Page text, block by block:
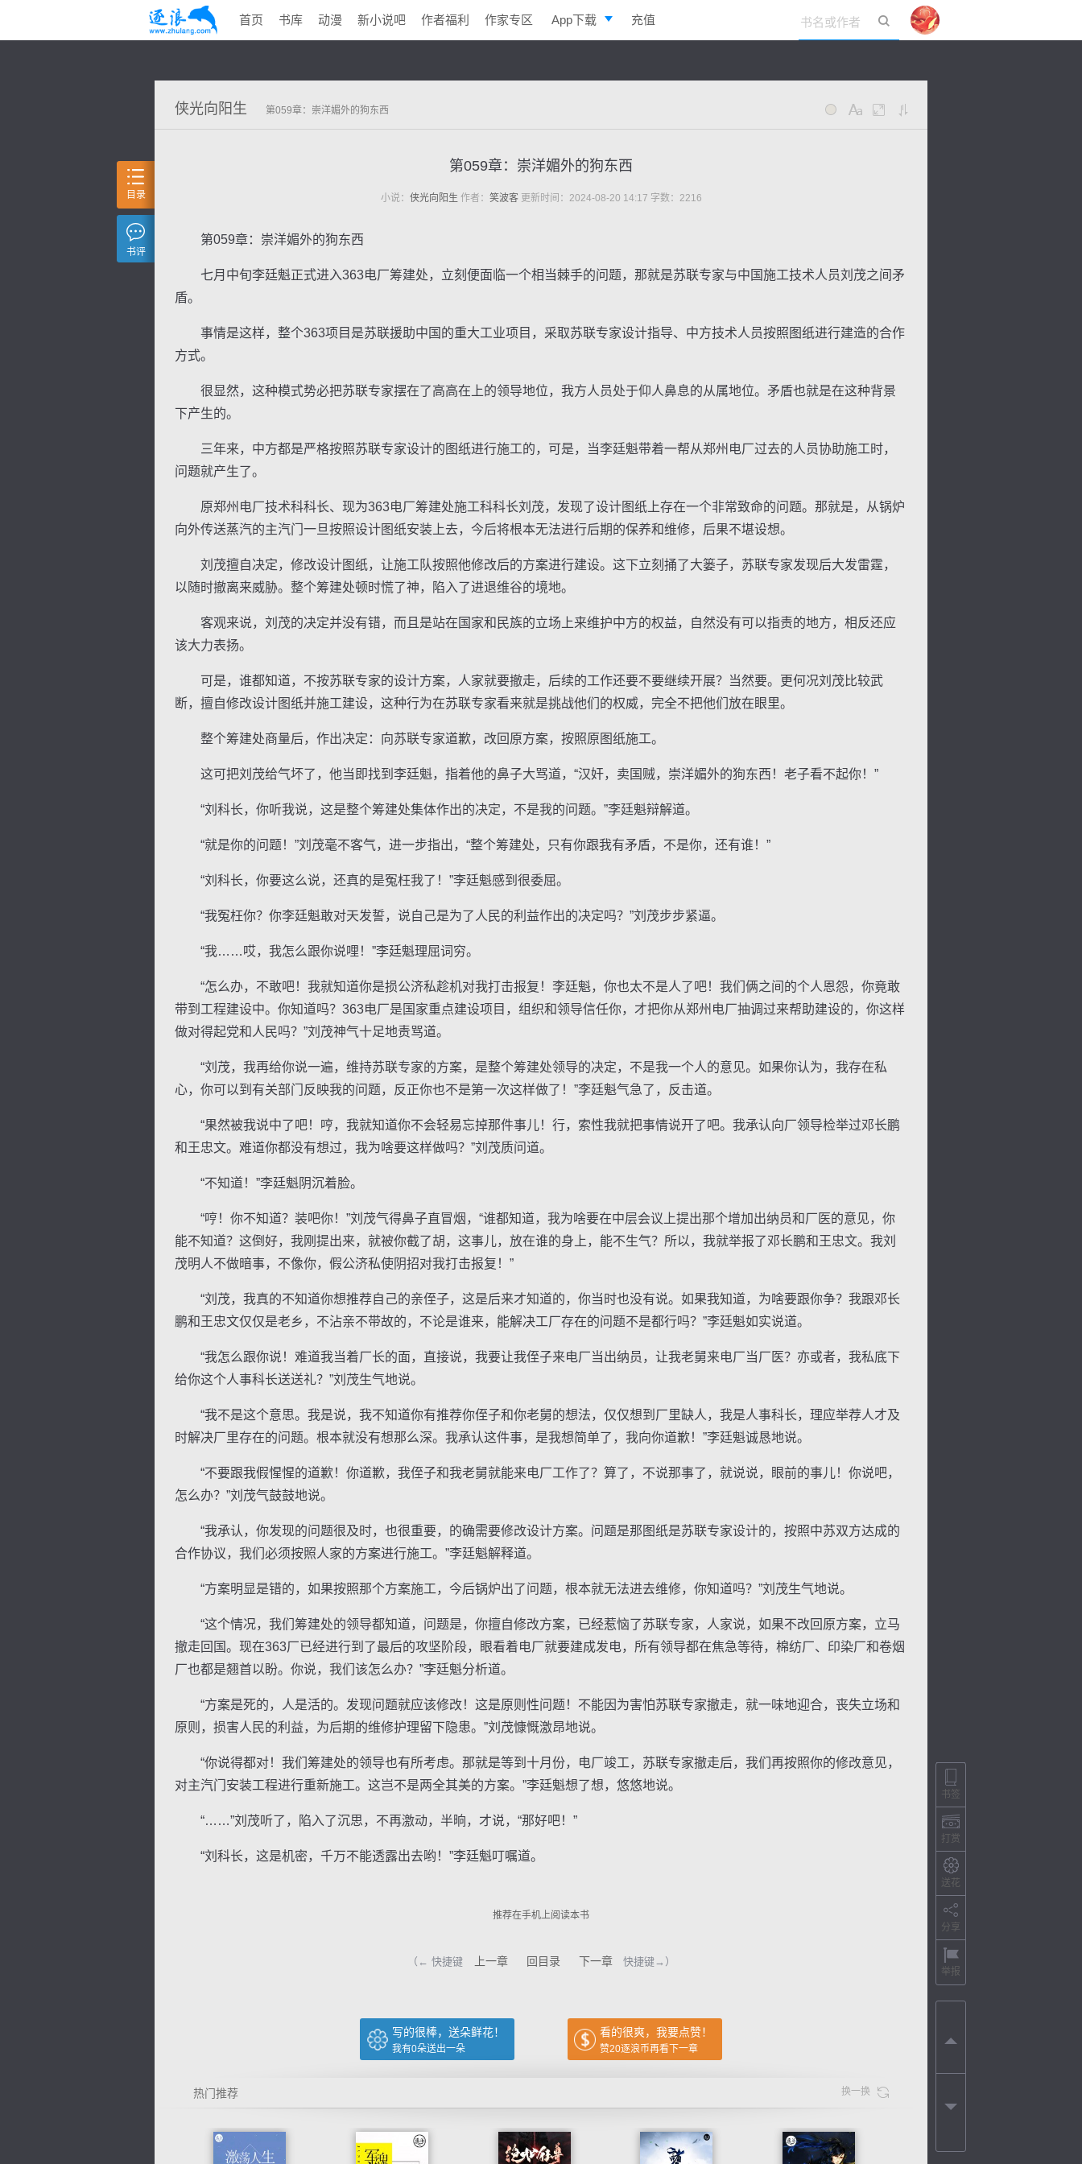
首页 书库 动漫 新小说吧 作者福利 作家专区 App下载 充值
侠光向阳生 第059章：崇洋媚外的狗东西
第059章：崇洋媚外的狗东西
小说： 侠光向阳生 作者： 笑波客更新时间：2024-08-20 14:17 字数：2216
第059章：崇洋媚外的狗东西
七月中旬李廷魁正式进入363电厂筹建处，立刻便面临一个相当棘手的问题，那就是苏联专家与中国施工技术人员刘茂之间矛
盾。
事情是这样，整个363项目是苏联援助中国的重大工业项目，采取苏联专家设计指导、中方技术人员按照图纸进行建造的合作
方式。
很显然，这种模式势必把苏联专家摆在了高高在上的领导地位，我方人员处于仰人鼻息的从属地位。矛盾也就是在这种背景
下产生的。
三年来，中方都是严格按照苏联专家设计的图纸进行施工的，可是，当李廷魁带着一帮从郑州电厂过去的人员协助施工时，
问题就产生了。
原郑州电厂技术科科长、现为363电厂筹建处施工科科长刘茂，发现了设计图纸上存在一个非常致命的问题。那就是，从锅炉
向外传送蒸汽的主汽门一旦按照设计图纸安装上去，今后将根本无法进行后期的保养和维修，后果不堪设想。
刘茂擅自决定，修改设计图纸，让施工队按照他修改后的方案进行建设。这下立刻捅了大篓子，苏联专家发现后大发雷霆，
以随时撤离来威胁。整个筹建处顿时慌了神，陷入了进退维谷的境地。
客观来说，刘茂的决定并没有错，而且是站在国家和民族的立场上来维护中方的权益，自然没有可以指责的地方，相反还应
该大力表扬。
可是，谁都知道，不按苏联专家的设计方案，人家就要撤走，后续的工作还要不要继续开展？当然要。更何况刘茂比较武
断，擅自修改设计图纸并施工建设，这种行为在苏联专家看来就是挑战他们的权威，完全不把他们放在眼里。
整个筹建处商量后，作出决定：向苏联专家道歉，改回原方案，按照原图纸施工。
这可把刘茂给气坏了，他当即找到李廷魁，指着他的鼻子大骂道，“汉奸，卖国贼，崇洋媚外的狗东西！老子看不起你！”
“刘科长，你听我说，这是整个筹建处集体作出的决定，不是我的问题。”李廷魁辩解道。
“就是你的问题！”刘茂毫不客气，进一步指出，“整个筹建处，只有你跟我有矛盾，不是你，还有谁！”
“刘科长，你要这么说，还真的是冤枉我了！”李廷魁感到很委屈。
“我冤枉你？你李廷魁敢对天发誓，说自己是为了人民的利益作出的决定吗？”刘茂步步紧逼。
“我……哎，我怎么跟你说哩！”李廷魁理屈词穷。
“怎么办，不敢吧！我就知道你是损公济私趁机对我打击报复！李廷魁，你也太不是人了吧！我们俩之间的个人恩怨，你竟敢
带到工程建设中。你知道吗？363电厂是国家重点建设项目，组织和领导信任你，才把你从郑州电厂抽调过来帮助建设的，你这样
做对得起党和人民吗？”刘茂神气十足地责骂道。
“刘茂，我再给你说一遍，维持苏联专家的方案，是整个筹建处领导的决定，不是我一个人的意见。如果你认为，我存在私
心，你可以到有关部门反映我的问题，反正你也不是第一次这样做了！”李廷魁气急了，反击道。
“果然被我说中了吧！哼，我就知道你不会轻易忘掉那件事儿！行，索性我就把事情说开了吧。我承认向厂领导检举过邓长鹏
和王忠文。难道你都没有想过，我为啥要这样做吗？”刘茂质问道。
“不知道！”李廷魁阴沉着脸。
“哼！你不知道？装吧你！”刘茂气得鼻子直冒烟，“谁都知道，我为啥要在中层会议上提出那个增加出纳员和厂医的意见，你
能不知道？这倒好，我刚提出来，就被你截了胡，这事儿，放在谁的身上，能不生气？所以，我就举报了邓长鹏和王忠文。我刘
茂明人不做暗事，不像你，假公济私使阴招对我打击报复！”
“刘茂，我真的不知道你想推荐自己的亲侄子，这是后来才知道的，你当时也没有说。如果我知道，为啥要跟你争？我跟邓长
鹏和王忠文仅仅是老乡，不沾亲不带故的，不论是谁来，能解决工厂存在的问题不是都行吗？”李廷魁如实说道。
“我怎么跟你说！难道我当着厂长的面，直接说，我要让我侄子来电厂当出纳员，让我老舅来电厂当厂医？亦或者，我私底下
给你这个人事科长送送礼？”刘茂生气地说。
“我不是这个意思。我是说，我不知道你有推荐你侄子和你老舅的想法，仅仅想到厂里缺人，我是人事科长，理应举荐人才及
时解决厂里存在的问题。根本就没有想那么深。我承认这件事，是我想简单了，我向你道歉！”李廷魁诚恳地说。
“不要跟我假惺惺的道歉！你道歉，我侄子和我老舅就能来电厂工作了？算了，不说那事了，就说说，眼前的事儿！你说吧，
怎么办？”刘茂气鼓鼓地说。
“我承认，你发现的问题很及时，也很重要，的确需要修改设计方案。问题是那图纸是苏联专家设计的，按照中苏双方达成的
合作协议，我们必须按照人家的方案进行施工。”李廷魁解释道。
“方案明显是错的，如果按照那个方案施工，今后锅炉出了问题，根本就无法进去维修，你知道吗？”刘茂生气地说。
“这个情况，我们筹建处的领导都知道，问题是，你擅自修改方案，已经惹恼了苏联专家，人家说，如果不改回原方案，立马
撤走回国。现在363厂已经进行到了最后的攻坚阶段，眼看着电厂就要建成发电，所有领导都在焦急等待，棉纺厂、印染厂和卷烟
厂也都是翘首以盼。你说，我们该怎么办？”李廷魁分析道。
“方案是死的，人是活的。发现问题就应该修改！这是原则性问题！不能因为害怕苏联专家撤走，就一味地迎合，丧失立场和
原则，损害人民的利益，为后期的维修护理留下隐患。”刘茂慷慨激昂地说。
“你说得都对！我们筹建处的领导也有所考虑。那就是等到十月份，电厂竣工，苏联专家撤走后，我们再按照你的修改意见，
对主汽门安装工程进行重新施工。这岂不是两全其美的方案。”李廷魁想了想，悠悠地说。
“……”刘茂听了，陷入了沉思，不再激动，半晌，才说，“那好吧！”
“刘科长，这是机密，千万不能透露出去哟！”李廷魁叮嘱道。
推荐在手机上阅读本书
（← 快捷键 上一章 回目录 下一章 快捷键→）
写的很棒，送朵鲜花！
我有0朵送出一朵
看的很爽，我要点赞！
赞20逐浪币再看下一章
热门推荐 换一换
目录
书评
书签
打赏
送花
分享
举报